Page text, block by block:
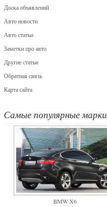
Доска объявлений
Авто новости
Авто статьи
Заметки про авто
Другие статьи
Обратная связь
Карта сайта
Самые популярные марки
BMW X6